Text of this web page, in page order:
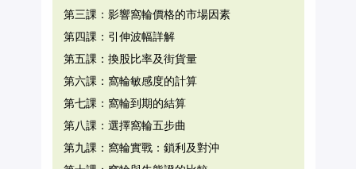
第三課：影響窩輪價格的市場因素
第四課：引伸波幅詳解
第五課：換股比率及街貨量
第六課：窩輪敏感度的計算
第七課：窩輪到期的結算
第八課：選擇窩輪五步曲
第九課：窩輪實戰：鎖利及對沖